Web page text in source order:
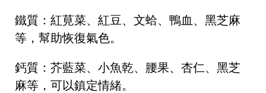
鐵質：紅莧菜、紅豆、文蛤、鴨血、黑芝麻
等，幫助恢復氣色。
鈣質：芥藍菜、小魚乾、腰果、杏仁、黑芝
麻等，可以鎮定情緒。